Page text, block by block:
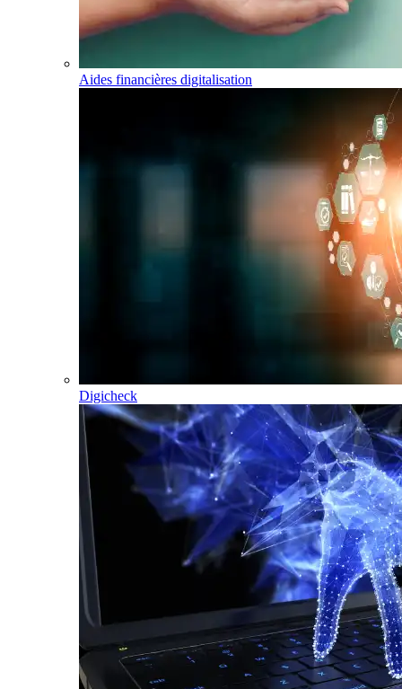
Aides financières digitalisation
Digicheck